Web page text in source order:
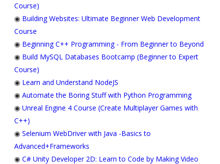
Course)
◉ Building Websites: Ultimate Beginner Web Development
Course
◉ Beginning C++ Programming - From Beginner to Beyond
◉ Build MySQL Databases Bootcamp (Beginner to Expert
Course)
◉ Learn and Understand NodeJS
◉ Automate the Boring Stuff with Python Programming
◉ Unreal Engine 4 Course (Create Multiplayer Games with
C++)
◉ Selenium WebDriver with Java -Basics to
Advanced+Frameworks
◉ C# Unity Developer 2D: Learn to Code by Making Video